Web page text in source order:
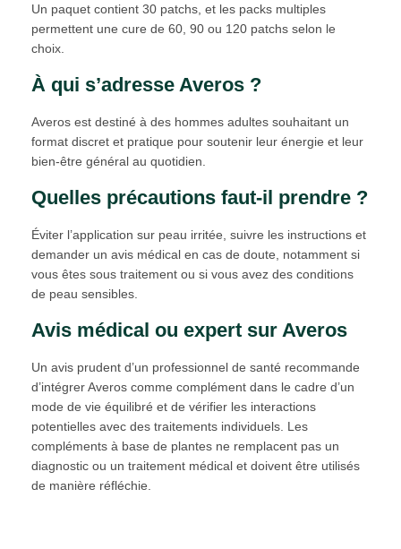
Un paquet contient 30 patchs, et les packs multiples
permettent une cure de 60, 90 ou 120 patchs selon le
choix.
À qui s’adresse Averos ?
Averos est destiné à des hommes adultes souhaitant un
format discret et pratique pour soutenir leur énergie et leur
bien‑être général au quotidien.
Quelles précautions faut-il prendre ?
Éviter l’application sur peau irritée, suivre les instructions et
demander un avis médical en cas de doute, notamment si
vous êtes sous traitement ou si vous avez des conditions
de peau sensibles.
Avis médical ou expert sur Averos
Un avis prudent d’un professionnel de santé recommande
d’intégrer Averos comme complément dans le cadre d’un
mode de vie équilibré et de vérifier les interactions
potentielles avec des traitements individuels. Les
compléments à base de plantes ne remplacent pas un
diagnostic ou un traitement médical et doivent être utilisés
de manière réfléchie.